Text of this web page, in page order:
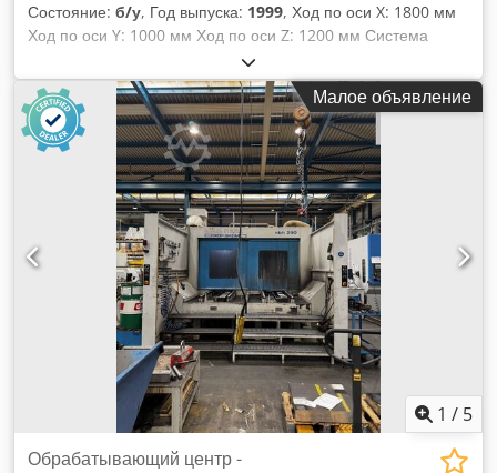
Состояние: б/у, Год выпуска: 1999, Ход по оси X: 1800 мм
Ход по оси Y: 1000 мм Ход по оси Z: 1200 мм Система
управления: Siemens 840 C Общая потребляемая
мощность: 20 кВт Горизонтальный обрабатывающий центр
с ЧПУ Hüller - Hille NBH 290 Год выпуска: 1999 Система
управления: Siemens 840 C Ходы по осям: X: 1800 мм Y:
1000 мм Z: 1200 мм Csdpfxozmy T Is Ammjrf Повреждение/
деформация дверцы!!! При вводе в эксплуатацию
необходимо произвести корректировку геометрии.
Малое объявление
1 / 5
Обрабатывающий центр -